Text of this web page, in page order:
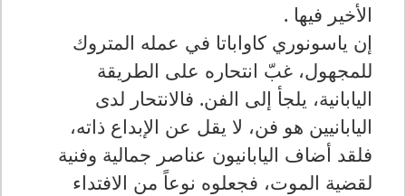
الأخير فيها .
إن ياسونوري كاواباتا في عمله المتروك
للمجهول، غبّ انتحاره على الطريقة
اليابانية، يلجأ إلى الفن. فالانتحار لدى
اليابانيين هو فن، لا يقل عن الإبداع ذاته،
فلقد أضاف اليابانيون عناصر جمالية وفنية
لقضية الموت، فجعلوه نوعاً من الافتداء